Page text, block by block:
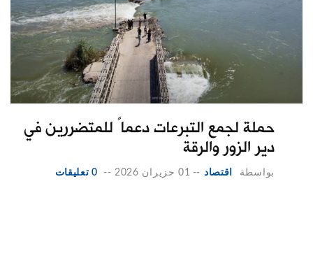
حملة لجمع التبرعات دعماً للمتضررين في
دير الزور والرقة
بواسطة اقتصاد -- 01 حزيران 2026 -- 0 تعليقات